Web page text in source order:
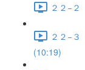
２２−
２２−
(10:19)